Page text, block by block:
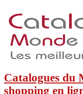
Catalogues du
shopping en